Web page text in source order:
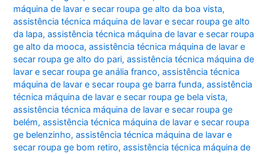
máquina de lavar e secar roupa ge alto da boa vista,
assistência técnica máquina de lavar e secar roupa ge alto
da lapa,assistência técnica máquina de lavar e secar roupa
ge alto da mooca,assistência técnica máquina de lavar e
secar roupa ge alto do pari,assistência técnica máquina de
lavar e secar roupa ge anália franco,assistência técnica
máquina de lavar e secar roupa ge barra funda,assistência
técnica máquina de lavar e secar roupa ge bela vista,
assistência técnica máquina de lavar e secar roupa ge
belém,assistência técnica máquina de lavar e secar roupa
ge belenzinho,assistência técnica máquina de lavar e
secar roupa ge bom retiro,assistência técnica máquina de